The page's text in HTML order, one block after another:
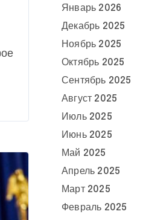
Январь 2026
Декабрь 2025
Ноябрь 2025
Октябрь 2025
Сентябрь 2025
Август 2025
Июль 2025
Июнь 2025
Май 2025
Апрель 2025
Март 2025
Февраль 2025